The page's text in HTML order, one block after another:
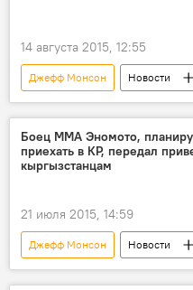
14 августа 2015, 12:55
Джефф Монсон Новости
Общество
В мире
Замирбек Сыргабаев
Данияр Бабакулов
бой
Боец MMA Эномото,
приехать в КР, передал
кыргызстанцам
21 июля 2015, 14:59
Джефф Монсон Новости
Общество
спорт